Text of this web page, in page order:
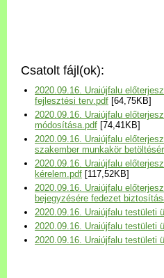
Választási információk
Versenyképes Járások
Program
Települési Arculati
Kézikönyv
Hírek
Csatolt fájl(ok):
2020.09.16. Uraiújfalu
fejlesztési terv.pdf [64,75KB]
2020.09.16. Uraiújfalu
módosítása.pdf [74,41KB]
2020.09.16. Uraiújfalu
szakember munkakör
2020.09.16. Uraiújfalu
kérelem.pdf [117,52KB]
2020.09.16. Uraiújfalu
bejegyzésére fedezet
2020.09.16. Uraiújfalu testületi
2020.09.16. Uraiújfalu testületi
2020.09.16. Uraiújfalu testületi